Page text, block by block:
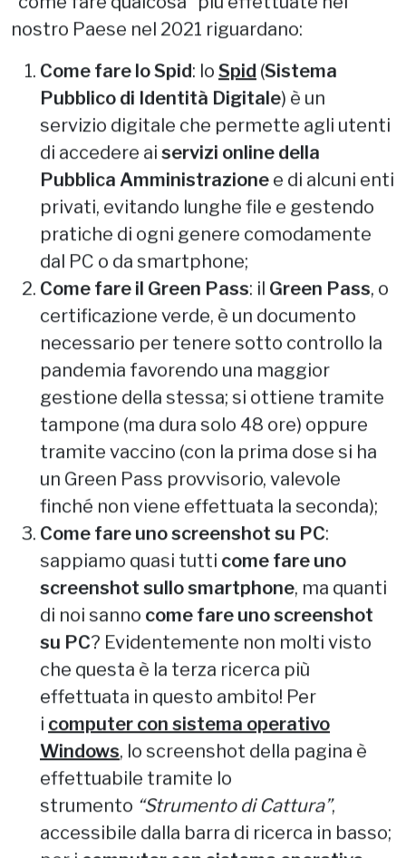
“come fare qualcosa” più effettuate nel
nostro Paese nel 2021 riguardano:
Come fare lo Spid: lo Spid (Sistema
Pubblico di Identità Digitale) è un
servizio digitale che permette agli utenti
di accedere ai servizi online della
Pubblica Amministrazione e di alcuni enti
privati, evitando lunghe file e gestendo
pratiche di ogni genere comodamente
dal PC o da smartphone;
Come fare il Green Pass: il Green Pass, o
certificazione verde, è un documento
necessario per tenere sotto controllo la
pandemia favorendo una maggior
gestione della stessa; si ottiene tramite
tampone (ma dura solo 48 ore) oppure
tramite vaccino (con la prima dose si ha
un Green Pass provvisorio, valevole
finché non viene effettuata la seconda);
Come fare uno screenshot su PC:
sappiamo quasi tutti come fare uno
screenshot sullo smartphone, ma quanti
di noi sanno come fare uno screenshot
su PC ? Evidentemente non molti visto
che questa è la terza ricerca più
effettuata in questo ambito! Per
i computer consistema operativo
Windows, lo screenshot della pagina è
effettuabile tramite lo
strumento “Strumento di Cattura” ,
accessibile dalla barra di ricerca in basso;